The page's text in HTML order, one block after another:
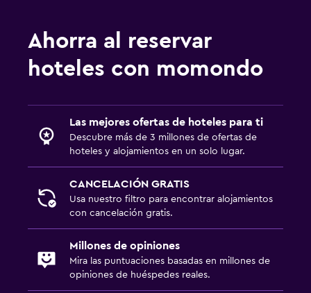
Ahorra al reservar
hoteles con momondo
Las mejores ofertas de hoteles para ti
Descubre más de 3 millones de ofertas de
hoteles y alojamientos en un solo lugar.
CANCELACIÓN GRATIS
Usa nuestro filtro para encontrar alojamientos
con cancelación gratis.
Millones de opiniones
Mira las puntuaciones basadas en millones de
opiniones de huéspedes reales.